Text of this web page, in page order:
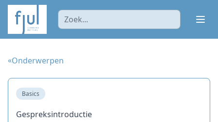
«Onderwerpen
Basics
Gespreksintroductie